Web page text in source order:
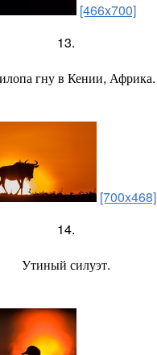
[466x700]
13.
гну в Кении, Африка.
[700x468]
14.
Утиный силуэт.